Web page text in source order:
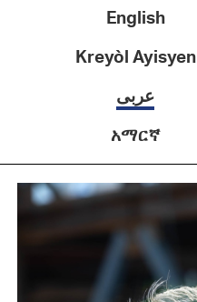
English
Kreyòl Ayisyen
عربى
አማርኛ